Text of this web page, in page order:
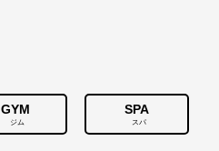
GYM
ジム
SPA
スパ